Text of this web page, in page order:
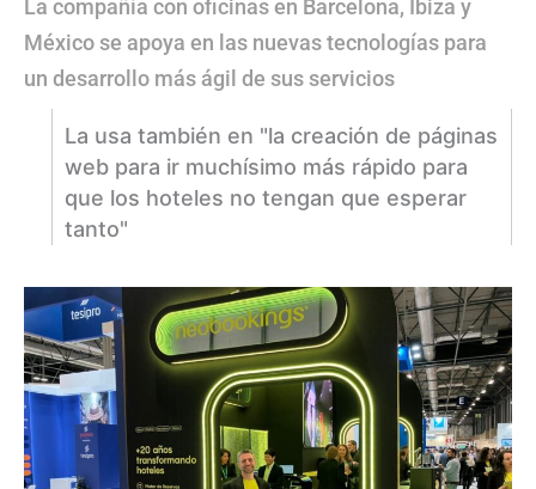
La compañía con oficinas en Barcelona, Ibiza y
México se apoya en las nuevas tecnologías para
un desarrollo más ágil de sus servicios
La usa también en "la creación de páginas
web para ir muchísimo más rápido para
que los hoteles no tengan que esperar
tanto"